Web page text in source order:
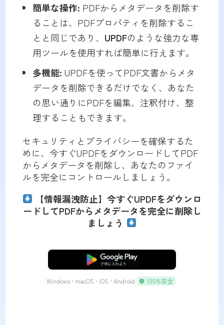
簡単な操作: PDFからメタデータを削除す
ることは、PDFプロパティを削除するこ
とと同じであり、 UPDFのような強力な専
用ツールを使用すれば簡単に行えます。
多機能: UPDFを使ってPDF文書からメタ
データを削除できるだけでなく、あなた
の思い通りにPDFを編集、注釈付け、整
理することもできます。
セキュリティとプライバシーを確保するた
めに、今すぐUPDFをダウンロードしてPDF
からメタデータを削除し、あなたのファイ
ルを完全にコントロールしましょう。
【情報漏洩防止】今すぐUPDFをダウンロ
ードしてPDFからメタデータを完全に削除し
ましょう
無料ダウンロード
Windows • macOS • iOS • Android 100%安全